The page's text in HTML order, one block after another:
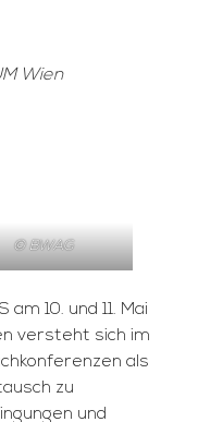
Wien
© BWAG
am 10. und 11. Mai
versteht sich im
als
zu
und